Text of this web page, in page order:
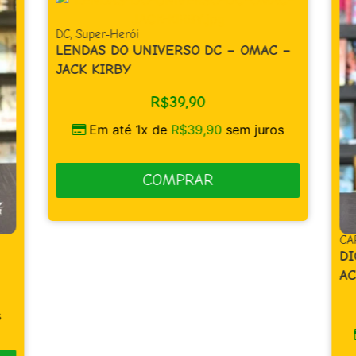
DC,Super-Herói
LENDAS DO UNIVERSO DC – OMAC –
JACK KIRBY
R$39,90
Em até 1x de R$39,90 sem juros
COMPRAR